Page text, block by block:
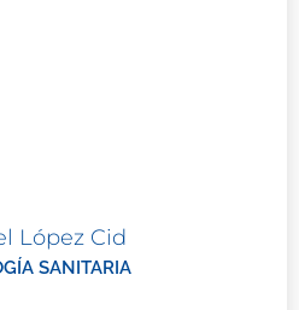
López Cid
SANITARIA